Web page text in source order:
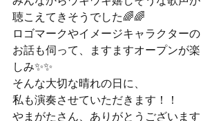
聴こえてきそうでした🌈🌈
ロゴマークやイメージキャラクターの
お話も伺って、ますますオープンが楽
しみ✨✨
そんな大切な晴れの日に、
私も演奏させていただきます！！
やまがたさん、ありがとうございます